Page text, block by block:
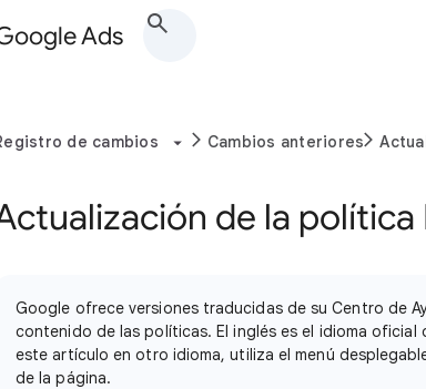
Ads
de cambios Cambios anteriores
de la
Google ofrece versiones traducidas de su Centro de
contenido de las políticas. El inglés es el idioma
este artículo en otro idioma, utiliza el menú
de la página.